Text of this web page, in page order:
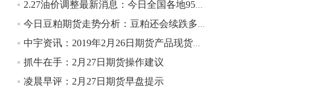
10:43
【行情】油脂油料期货表现抢眼，豆二期
2.5%，棕榈油涨近2%，菜粕涨1.54%。
2.27油价调整最新消息：今日全国各地95号汽油价格查询一览
今日豆粕期货走势分析：豆粕还会续跌多久？豆粕期货今天多少钱一吨？
中宇资讯：2019年2月26日期货产品现货市场分析
抓牛在手：2月27日期货操作建议
凌晨早评：2月27日期货早盘提示